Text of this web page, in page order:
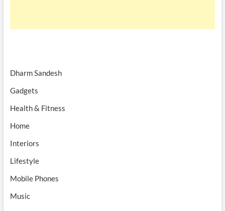
Dharm Sandesh
Gadgets
Health & Fitness
Home
Interiors
Lifestyle
Mobile Phones
Music